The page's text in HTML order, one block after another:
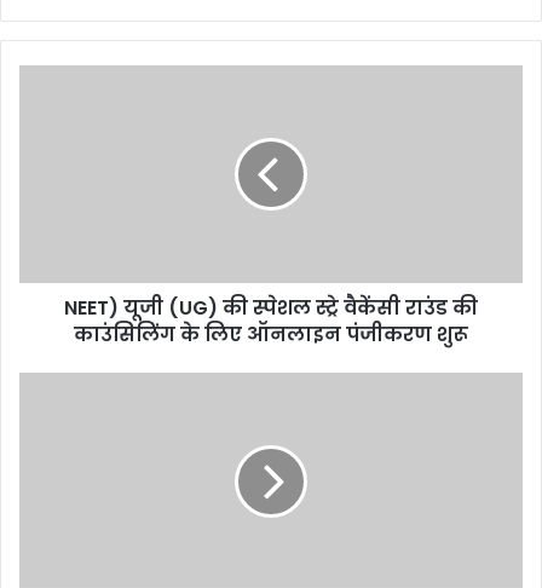
NEET) यूजी (UG) की स्पेशल स्ट्रे वैकेंसी राउंड की
काउंसिलिंग के लिए ऑनलाइन पंजीकरण शुरू